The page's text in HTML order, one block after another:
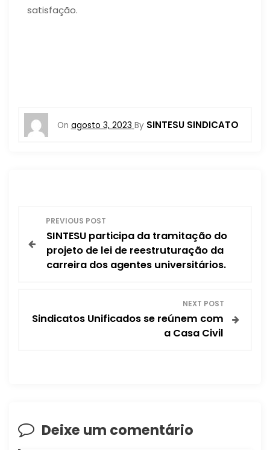
satisfação.
On agosto 3, 2023 By SINTESU SINDICATO
a
o
PREVIOUS POST
SINTESU participa da tramitação do
projeto de lei de reestruturação da
carreira dos agentes universitários.
NEXT POST
Sindicatos Unificados se reúnem com
a Casa Civil
Deixe um comentário